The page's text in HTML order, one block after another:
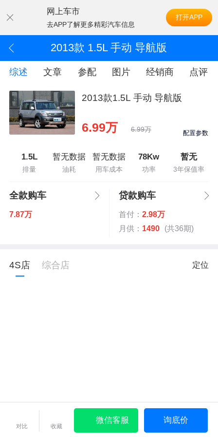
网上车市
去APP了解更多精彩汽车信息
打开APP
2013款 1.5L 手动 导航版
综述 文章 参配 图片 经销商 点评
2013款1.5L 手动 导航版
6.99万 6.99万 配置参数
1.5L
排量
暂无数据
油耗
暂无数据
用车成本
78Kw
功率
暂无
3年保值率
全款购车
7.87万
贷款购车
首付： 2.98万
月供： 1490 (共36期)
4S店 综合店 定位
对比 收藏
微信客服 询底价